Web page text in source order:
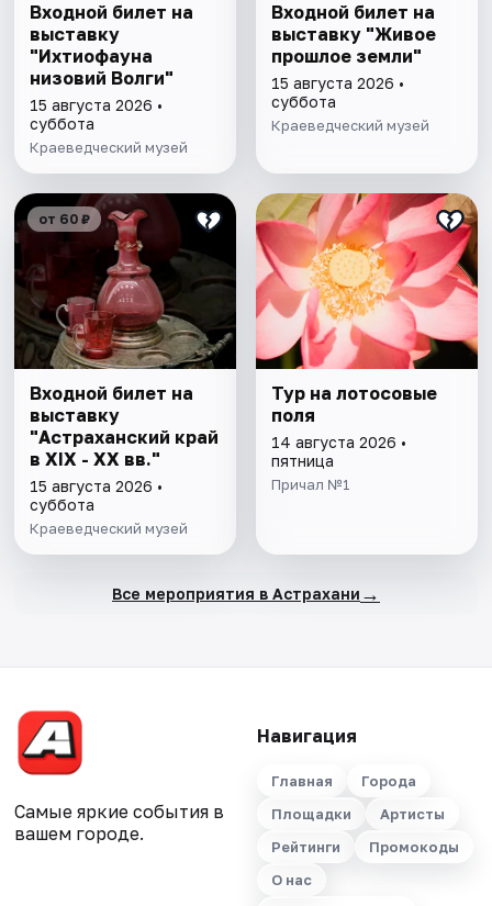
Входной билет на
выставку
"Ихтиофауна
низовий Волги"
15 августа 2026 •
суббота
Краеведческий музей
Входной билет на
выставку "Живое
прошлое земли"
15 августа 2026 •
суббота
Краеведческий музей
от 60 ₽
Входной билет на
выставку
"Астраханский край
в XIX - XX вв."
15 августа 2026 •
суббота
Краеведческий музей
Тур на лотосовые
поля
14 августа 2026 •
пятница
Причал №1
Все мероприятия в Астрахани →
Самые яркие события в
вашем городе.
Навигация
Главная
Города
Площадки
Артисты
Рейтинги
Промокоды
О нас